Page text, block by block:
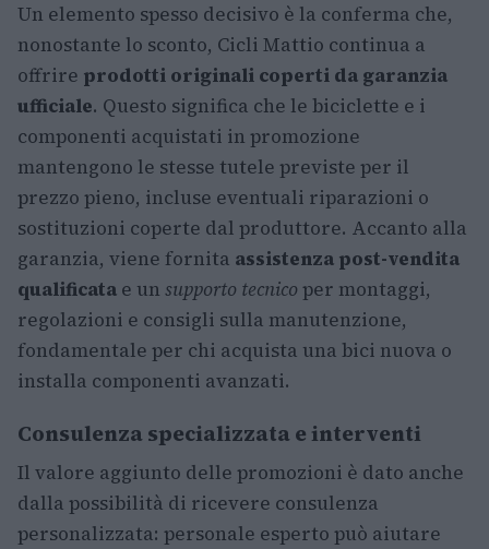
Un elemento spesso decisivo è la conferma che,
nonostante lo sconto, Cicli Mattio continua a
offrire prodotti originali coperti da garanzia
ufficiale. Questo significa che le biciclette e i
componenti acquistati in promozione
mantengono le stesse tutele previste per il
prezzo pieno, incluse eventuali riparazioni o
sostituzioni coperte dal produttore. Accanto alla
garanzia, viene fornita assistenza post-vendita
qualificata e un supporto tecnico per montaggi,
regolazioni e consigli sulla manutenzione,
fondamentale per chi acquista una bici nuova o
installa componenti avanzati.
Consulenza specializzata e interventi
Il valore aggiunto delle promozioni è dato anche
dalla possibilità di ricevere consulenza
personalizzata: personale esperto può aiutare